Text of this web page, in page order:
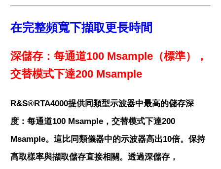
在完整頻寬下擷取更長時間
深儲存：每通道100 Msample（標準），
交替模式下達200 Msample
R&S®RTA4000提供同類型示波器中最高的儲存深
度：每通道100 Msample，交替模式下達200
Msample。這比同類儀器中的示波器高出10倍。保持
高取樣率與擷取儲存直接相關。透過深儲存，